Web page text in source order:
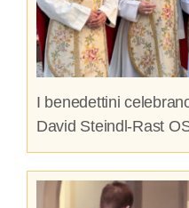
I benedettini
David Steindl-Rast